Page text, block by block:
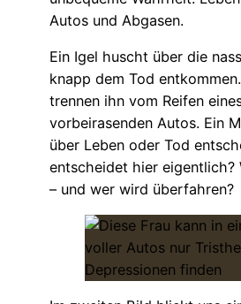
Autos und Abgasen.
Ein Igel huscht über die
knapp dem Tod
trennen ihn vom Reifen
vorbeirasenden Autos. Ein
über Leben oder Tod
entscheidet hier eigentlich?
– und wer wird überfahren?